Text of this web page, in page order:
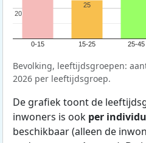
0-15 15-25 25-45
20
20
25
Bevolking, leeftijdsgroepen:
2026 per leeftijdsgroep.
De grafiek toont de
inwoners is ook per
beschikbaar (alleen de